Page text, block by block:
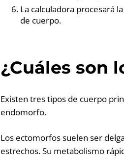
La calculadora procesará
de cuerpo.
¿Cuáles son
Existen tres tipos de cuerpo
endomorfo.
Los ectomorfos suelen ser
estrechos. Su metabolismo